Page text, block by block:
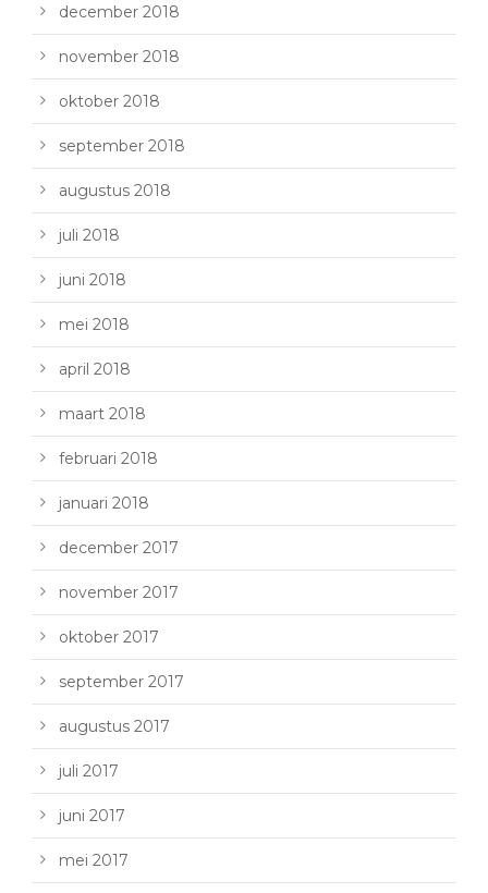
december 2018
november 2018
oktober 2018
september 2018
augustus 2018
juli 2018
juni 2018
mei 2018
april 2018
maart 2018
februari 2018
januari 2018
december 2017
november 2017
oktober 2017
september 2017
augustus 2017
juli 2017
juni 2017
mei 2017